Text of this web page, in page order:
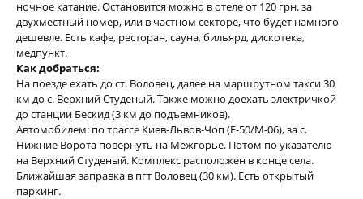
ночное катание. Остановится можно в отеле от 120 грн. за
двухместный номер, или в частном секторе, что будет намного
дешевле. Есть кафе, ресторан, сауна, бильярд, дискотека,
медпункт.
Как добраться:
На поезде ехать до ст. Воловец, далее на маршрутном такси 30
км до с. Верхний Студеный. Также можно доехать электричкой
до станции Бескид (3 км до подъемников).
Автомобилем: по трассе Киев-Львов-Чоп (Е-50/М-06), за с.
Нижние Ворота повернуть на Межгорье. Потом по указателю
на Верхний Студеный. Комплекс расположен в конце села.
Ближайшая заправка в пгт Воловец (30 км). Есть открытый
паркинг.